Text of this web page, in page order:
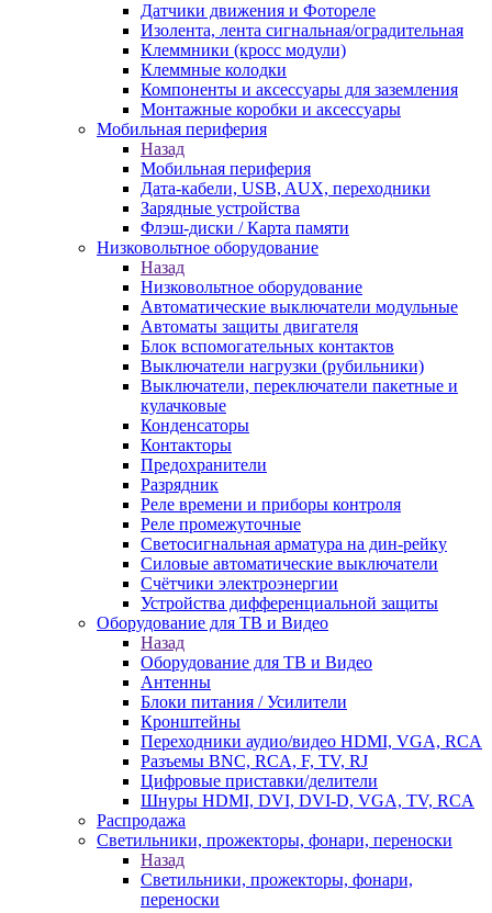
Датчики движения и Фотореле
Изолента, лента сигнальная/оградительная
Клеммники (кросс модули)
Клеммные колодки
Компоненты и аксессуары для заземления
Монтажные коробки и аксессуары
Мобильная периферия
Назад
Мобильная периферия
Дата-кабели, USB, AUX, переходники
Зарядные устройства
Флэш-диски / Карта памяти
Низковольтное оборудование
Назад
Низковольтное оборудование
Автоматические выключатели модульные
Автоматы защиты двигателя
Блок вспомогательных контактов
Выключатели нагрузки (рубильники)
Выключатели, переключатели пакетные и
кулачковые
Конденсаторы
Контакторы
Предохранители
Разрядник
Реле времени и приборы контроля
Реле промежуточные
Светосигнальная арматура на дин-рейку
Силовые автоматические выключатели
Счётчики электроэнергии
Устройства дифференциальной защиты
Оборудование для ТВ и Видео
Назад
Оборудование для ТВ и Видео
Антенны
Блоки питания / Усилители
Кронштейны
Переходники аудио/видео HDMI, VGA, RCA
Разъемы BNС, RCA, F, TV, RJ
Цифровые приставки/делители
Шнуры HDMI, DVI, DVI-D, VGA, TV, RCA
Распродажа
Светильники, прожекторы, фонари, переноски
Назад
Светильники, прожекторы, фонари,
переноски